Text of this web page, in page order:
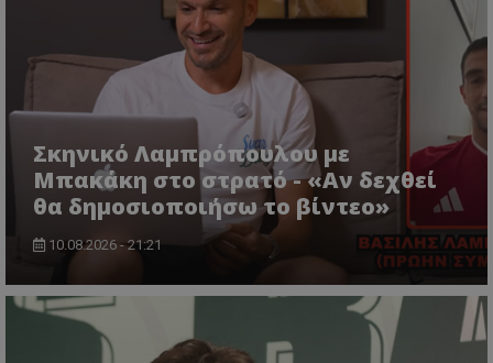
Σκηνικό Λαμπρόπουλου με
Μπακάκη στο στρατό - «Αν δεχθεί
θα δημοσιοποιήσω το βίντεο»
10.08.2026 - 21:21